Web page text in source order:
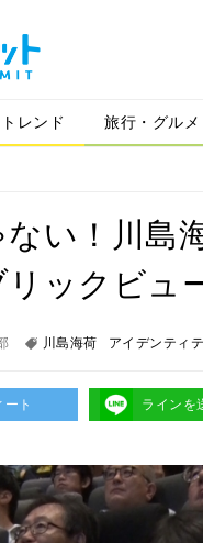
レンド 旅行・グルメ
い！川島
ックビュ
川島海荷 アイデンティ
ート ラインを